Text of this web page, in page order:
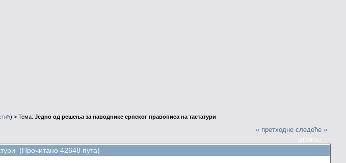
) > Тема: Једно од решења за наводнике српског правописа на тастатури
« претходне следеће »
(Прочитано 42648 пута)